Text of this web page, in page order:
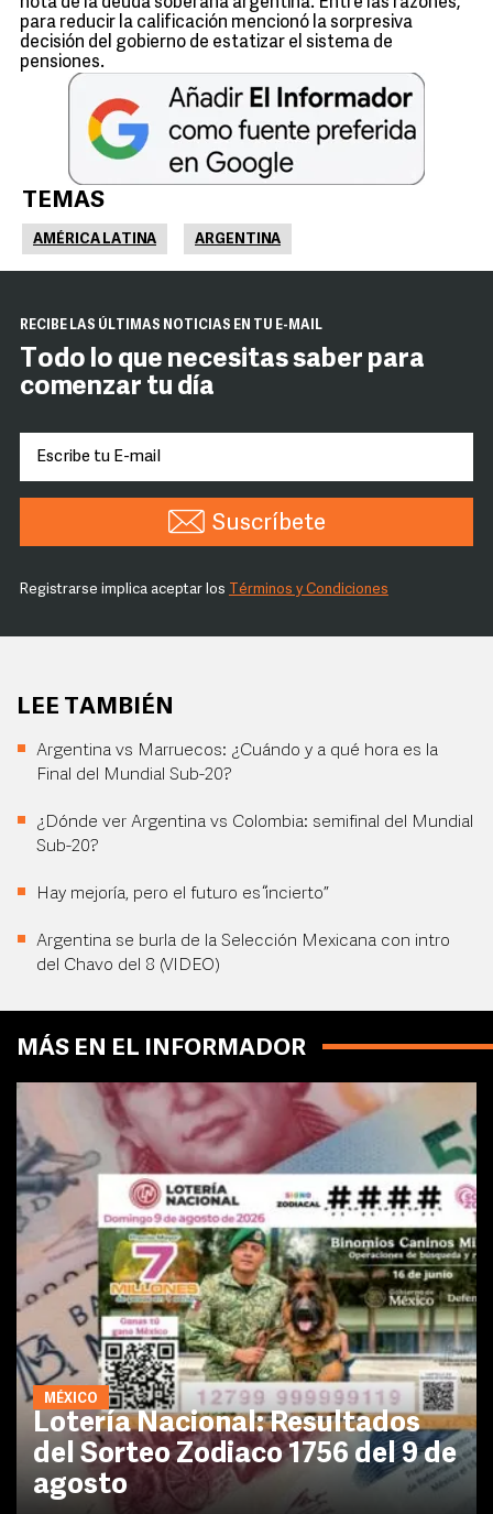
para reducir la calificación mencionó la sorpresiva
decisión del gobierno de estatizar el sistema de
pensiones.
TEMAS
AMÉRICA LATINA ARGENTINA
RECIBE LAS ÚLTIMAS NOTICIAS EN TU E-MAIL
Todo lo que necesitas saber para
comenzar tu día
Suscríbete
Registrarse implica aceptar los Términos y Condiciones
LEE TAMBIÉN
Argentina vs Marruecos: ¿Cuándo y a qué hora es la
Final del Mundial Sub-20?
¿Dónde ver Argentina vs Colombia: semifinal del Mundial
Sub-20?
Hay mejoría, pero el futuro es “incierto”
Argentina se burla de la Selección Mexicana con intro
del Chavo del 8 (VIDEO)
MÁS EN EL INFORMADOR
MÉXICO
Lotería Nacional: Resultados
del Sorteo Zodiaco 1756 del 9 de
agosto